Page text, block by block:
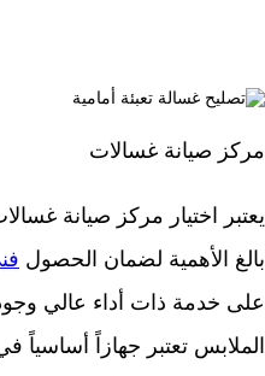
مركز صيانة غسالات
يعتبر اختيار مركز صيانة
بالغ الأهمية لضمان الحصول
على خدمة ذات أداء عالي
الملابس تعتبر جهازاً أساسياً